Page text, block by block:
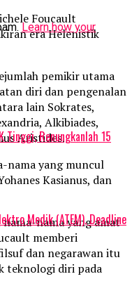
Foucault
era Helenistik
pemikir utama
diri dan pengenalan
lain Sokrates,
Alkibiades,
Aristides.
nama yang muncul
Kasianus, dan
nama-nama yang amat
memberi
dan negarawan itu
teknologi diri pada
Learn how your
Tinggi, Renungkanlah 15
Medik (ATEM), Deadline